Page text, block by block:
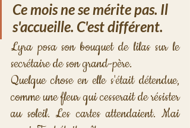
Ce mois ne se mérite pas. Il
s'accueille. C'est différent.
Lyra posa son bouquet de lilas sur le
secrétaire de son grand-père.
Quelque chose en elle s'était détendue,
comme une fleur qui cesserait de résister
au soleil. Les cartes attendaient. Mai